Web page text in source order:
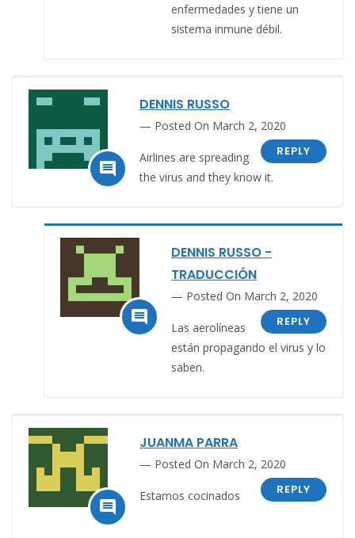
enfermedades y tiene un
sistema inmune débil.

DENNIS RUSSO
Posted On March 2, 2020
REPLY
Airlines are spreading
the virus and they know it.

DENNIS RUSSO -
TRADUCCIÓN
Posted On March 2, 2020
REPLY
Las aerolíneas
están propagando el virus y lo
saben.

JUANMA PARRA
Posted On March 2, 2020
REPLY
Estamos cocinados